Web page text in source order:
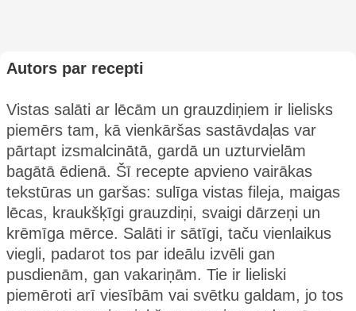
Autors par recepti
Vistas salāti ar lēcām un grauzdiņiem ir lielisks
piemērs tam, kā vienkāršas sastāvdaļas var
pārtapt izsmalcinātā, gardā un uzturvielām
bagātā ēdienā. Šī recepte apvieno vairākas
tekstūras un garšas: sulīga vistas fileja, maigas
lēcas, kraukšķīgi grauzdiņi, svaigi dārzeņi un
krēmīga mērce. Salāti ir sātīgi, taču vienlaikus
viegli, padarot tos par ideālu izvēli gan
pusdienām, gan vakariņām. Tie ir lieliski
piemēroti arī viesībām vai svētku galdam, jo tos